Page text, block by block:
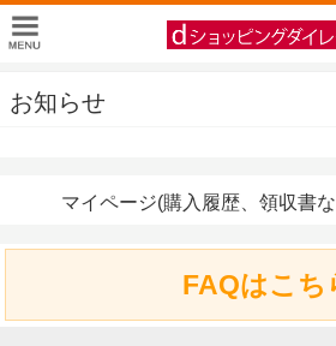
お知らせ
マイページ(購入履歴、領収書
FAQはこち